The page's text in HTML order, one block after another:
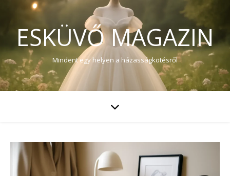
ESKÜVŐ MAGAZIN
Mindent egy helyen a házasságkötésről